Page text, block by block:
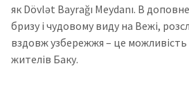
як Dövlət Bayrağı Meydanı. В
бризу і чудовому виду на Вежі,
вздовж узбережжя – це
жителів Баку.